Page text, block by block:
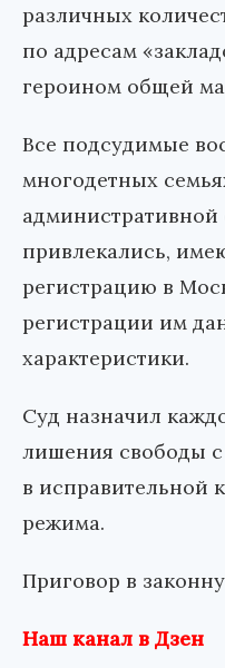
различных
по адресам
героином общей
Все подсудимые
многодетных
административной
привлекались,
регистрацию в
регистрации им
характеристики.
Суд назначил
лишения свободы
в исправительной
режима.
Приговор в
Наш канал в Дзен